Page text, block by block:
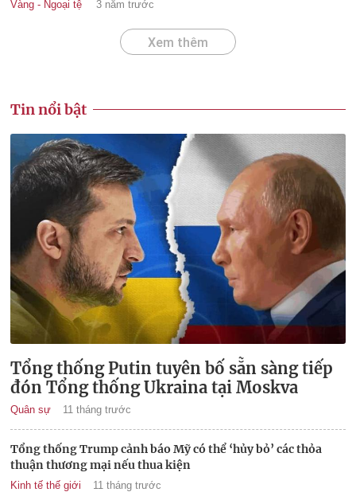
Vàng - Ngoại tệ 3 năm trước
Xem thêm
Tin nổi bật
Tổng thống Putin tuyên bố sẵn sàng tiếp
đón Tổng thống Ukraina tại Moskva
Quân sự 11 tháng trước
Tổng thống Trump cảnh báo Mỹ có thể ‘hủy bỏ’ các thỏa
thuận thương mại nếu thua kiện
Kinh tế thế giới 11 tháng trước